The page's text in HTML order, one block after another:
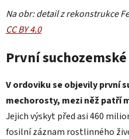
Na obr: detail z rekonstrukce
CC BY 4.0
První
V ordoviku se objevily první
mechorosty, mezi něž patří
Jejich výskyt před asi 460
fosilní záznam rostlinného